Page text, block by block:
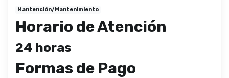
Mantención/Mantenimiento
Horario de Atención
24 horas
Formas de Pago